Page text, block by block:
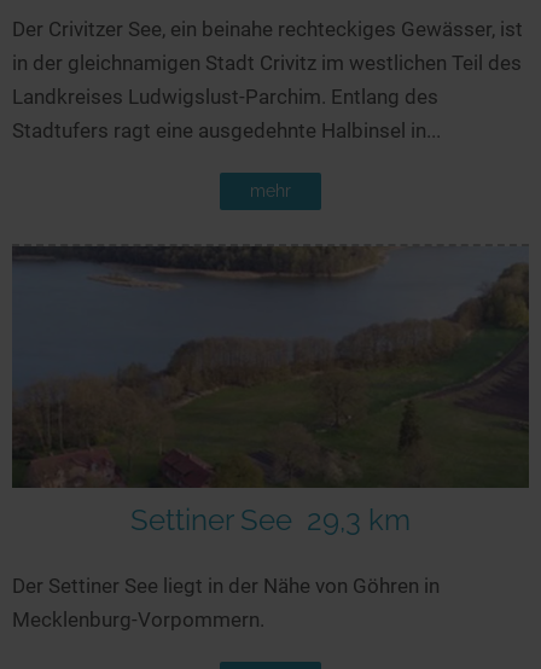
Der Crivitzer See, ein beinahe rechteckiges Gewässer, ist
in der gleichnamigen Stadt Crivitz im westlichen Teil des
Landkreises Ludwigslust-Parchim. Entlang des
Stadtufers ragt eine ausgedehnte Halbinsel in...
mehr
Settiner See 29,3 km
Der Settiner See liegt in der Nähe von Göhren in
Mecklenburg-Vorpommern.